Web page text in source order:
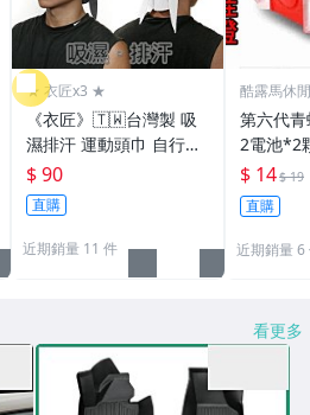
★ 衣匠x3 ★
《衣匠》🇹🇼台灣製 吸
濕排汗 運動頭巾 自行車
頭巾 機車 自行車小帽 海
盜帽﹝MG15﹞
$ 90
直購
近期銷量 11 件
酷露馬休
第六代青蛙燈 (
2電池*2
警示燈
車尾燈
1
$ 14$ 19
直購
近期銷量 6
看更多